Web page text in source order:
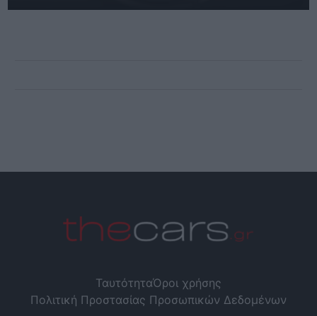
ΤαυτότηταΌροι χρήσης
Πολιτική Προστασίας Προσωπικών Δεδομένων